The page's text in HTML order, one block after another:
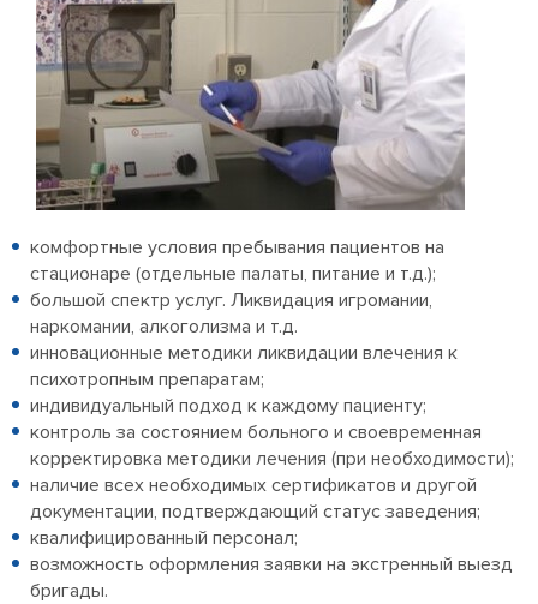
комфортные условия пребывания пациентов на
стационаре (отдельные палаты, питание и т.д.);
большой спектр услуг. Ликвидация игромании,
наркомании, алкоголизма и т.д.
инновационные методики ликвидации влечения к
психотропным препаратам;
индивидуальный подход к каждому пациенту;
контроль за состоянием больного и своевременная
корректировка методики лечения (при необходимости);
наличие всех необходимых сертификатов и другой
документации, подтверждающий статус заведения;
квалифицированный персонал;
возможность оформления заявки на экстренный выезд
бригады.